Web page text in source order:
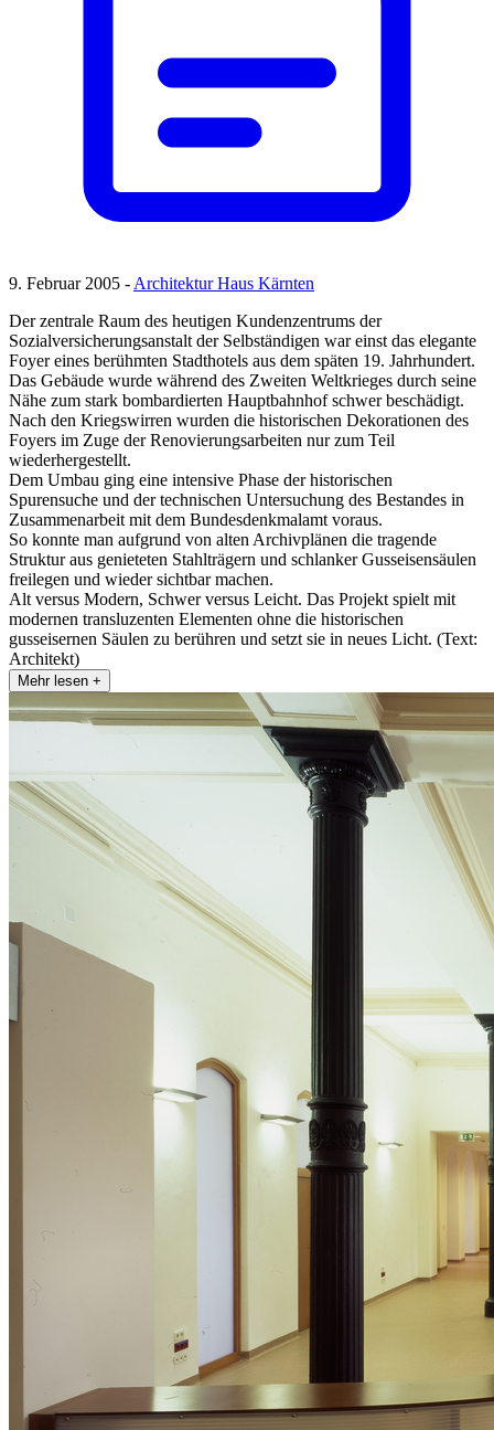
9. Februar 2005 -Architektur Haus Kärnten
Der zentrale Raum des heutigen Kundenzentrums der
Sozialversicherungsanstalt der Selbständigen war einst das elegante
Foyer eines berühmten Stadthotels aus dem späten 19. Jahrhundert.
Das Gebäude wurde während des Zweiten Weltkrieges durch seine
Nähe zum stark bombardierten Hauptbahnhof schwer beschädigt.
Nach den Kriegswirren wurden die historischen Dekorationen des
Foyers im Zuge der Renovierungsarbeiten nur zum Teil
wiederhergestellt.
Dem Umbau ging eine intensive Phase der historischen
Spurensuche und der technischen Untersuchung des Bestandes in
Zusammenarbeit mit dem Bundesdenkmalamt voraus.
So konnte man aufgrund von alten Archivplänen die tragende
Struktur aus genieteten Stahlträgern und schlanker Gusseisensäulen
freilegen und wieder sichtbar machen.
Alt versus Modern, Schwer versus Leicht. Das Projekt spielt mit
modernen transluzenten Elementen ohne die historischen
gusseisernen Säulen zu berühren und setzt sie in neues Licht. (Text:
Architekt)
Mehr lesen +